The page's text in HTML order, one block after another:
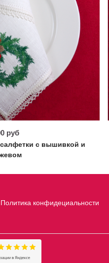
руб
с вышивкой и
Политика конфидециальности